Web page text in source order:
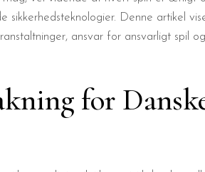
Denne artikel
ansvar for ansvarligt spil
for